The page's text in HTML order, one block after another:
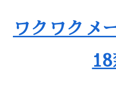
ワクワクメ